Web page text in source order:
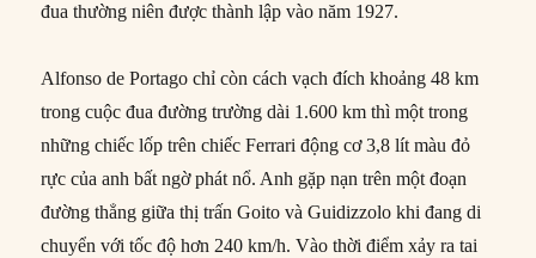
đua thường niên được thành lập vào năm 1927.
Alfonso de Portago chỉ còn cách vạch đích khoảng 48 km
trong cuộc đua đường trường dài 1.600 km thì một trong
những chiếc lốp trên chiếc Ferrari động cơ 3,8 lít màu đỏ
rực của anh bất ngờ phát nổ. Anh gặp nạn trên một đoạn
đường thẳng giữa thị trấn Goito và Guidizzolo khi đang di
chuyển với tốc độ hơn 240 km/h. Vào thời điểm xảy ra tai